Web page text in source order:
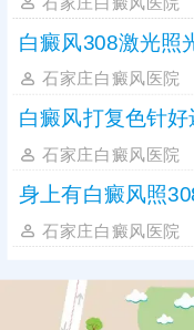
白癜风308激光照
石家庄白癜风医院
白癜风打复色针
石家庄白癜风医院
石家庄白癜风医院